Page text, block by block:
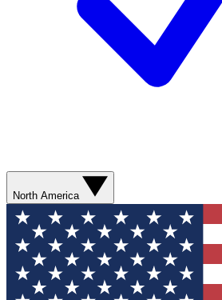
North America